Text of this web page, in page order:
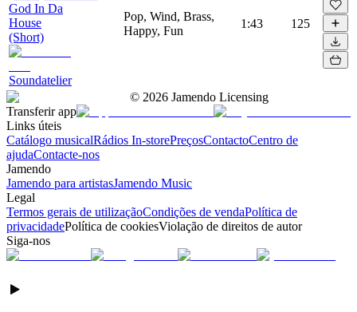
God In Da
House
(Short)
Soundatelier
Pop, Wind, Brass,
Happy, Fun
1:43 125
© 2026 Jamendo Licensing
Transferir app
Links úteis
Catálogo musicalRádios In-storePreçosContactoCentro de
ajudaContacte-nos
Jamendo
Jamendo para artistasJamendo Music
Legal
Termos gerais de utilizaçãoCondições de vendaPolítica de
privacidadePolítica de cookiesViolação de direitos de autor
Siga-nos